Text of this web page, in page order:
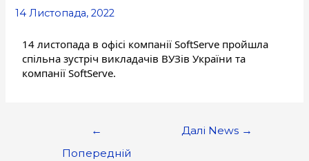
14 Листопада, 2022
14 листопада в офісі компанії SoftServe пройшла
спільна зустріч викладачів ВУЗів України та
компанії SoftServe.
←
Попередній
Далі News →